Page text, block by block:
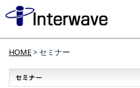
HOME> セミナー